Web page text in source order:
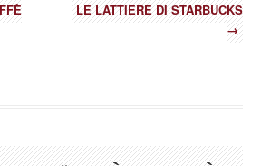
LE LATTIERE DI STARBUCKS
→